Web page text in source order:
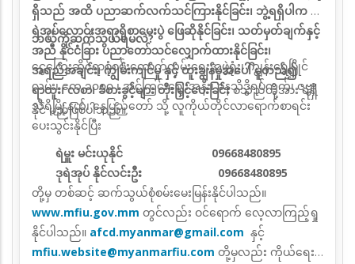
ရှိသည် အထိ ပညာဆက်လက်သင်ကြားနိုင်ခြင်း၊ ဘွဲ့ရရှိပါက ဒု
ရဲအုပ်လောင်းအရာရှိစာမေးပွဲ ဖြေဆိုနိုင်ခြင်း၊ သတ်မှတ်ချက်နှင့်
အညီ နိုင်ငံခြား ပညာတော်သင်လျှောက်ထားနိုင်ခြင်း၊
အရည်အချင်း၊ ကျွမ်းကျင်မှု နှင့် ထူးချွန်မှုအပေါ် မူတည်၍
ရာထူး၊ လစာ၊ ခံစားခွင့်များ တိုးမြှင့်ပေးခြင်းစသည်တို့အား ရရှိ
နိုင် မည်ဖြစ်ပါသည်။
ဘယ်ကိုဆက်သွယ်ရမလဲ?
ငွေကြေးဆိုင်ရာစုံစမ်းထောက်လှမ်းရေးအဖွဲ့ရုံး၊ ကျွန်းရွှေမြိုင်
လမ်း၊ ဧက ၁၀၀၀ ၊ အင်ကြင်းဈေးအနီး၊ ဓနသိဒ္ဓိရပ်ကွက်၊ ဇဗ္ဗူ
သီရိမြို့နယ်၊ နေပြည်တော် သို့ လူကိုယ်တိုင်လာရောက်စာရင်း
ပေးသွင်းနိုင်ပြီး
ရဲမှူး မင်းယုနိုင် 09668480895
ဒုရဲအုပ် နိုင်လင်းဦး 09668480895
တို့မှ တစ်ဆင့် ဆက်သွယ်စုံစမ်းမေးမြန်းနိုင်ပါသည်။
www.mfiu.gov.mm တွင်လည်း ဝင်ရောက် လေ့လာကြည့်ရှု
နိုင်ပါသည်။ afcd.myanmar@gmail.com နှင့်
mfiu.website@myanmarfiu.com တို့မှလည်း ကိုယ်ရေး